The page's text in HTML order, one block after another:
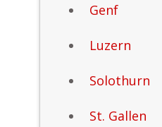
Genf
Luzern
Solothurn
St. Gallen